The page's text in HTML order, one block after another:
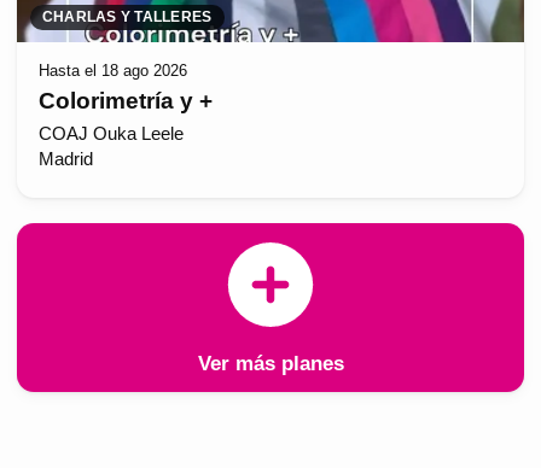
CHARLAS Y TALLERES
Hasta el 18 ago 2026
Colorimetría y +
COAJ Ouka Leele
Madrid
Ver más planes